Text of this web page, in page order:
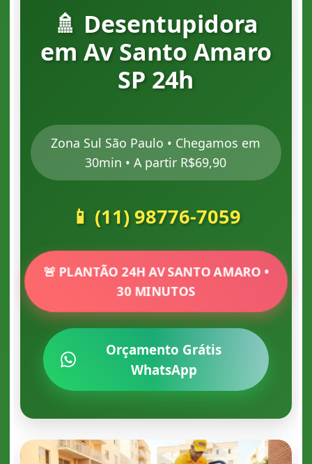
🚿 Desentupidora
em Av Santo Amaro
SP 24h
Zona Sul São Paulo • Chegamos em
30min • A partir R$69,90
📱 (11) 98776-7059
🚨 PLANTÃO 24H AV SANTO AMARO •
30 MINUTOS
Orçamento Grátis
WhatsApp